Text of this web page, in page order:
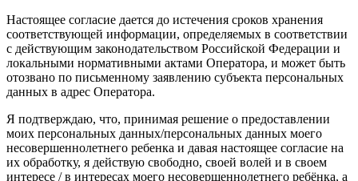
Настоящее согласие дается до истечения сроков хранения
соответствующей информации, определяемых в соответствии
с действующим законодательством Российской Федерации и
локальными нормативными актами Оператора, и может быть
отозвано по письменному заявлению субъекта персональных
данных в адрес Оператора.
Я подтверждаю, что, принимая решение о предоставлении
моих персональных данных/персональных данных моего
несовершеннолетнего ребенка и давая настоящее согласие на
их обработку, я действую свободно, своей волей и в своем
интересе / в интересах моего несовершеннолетнего ребёнка, а